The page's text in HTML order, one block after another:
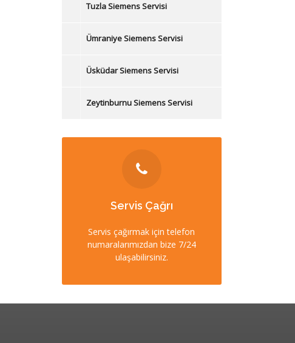
Tuzla Siemens Servisi
Ümraniye Siemens Servisi
Üsküdar Siemens Servisi
Zeytinburnu Siemens Servisi
Servis Çağrı
Servis çağırmak için telefon
numaralarımızdan bize 7/24
ulaşabilirsiniz.
İLETİŞİM
0212 358 57 57
0532 403 22 00 (7/24)